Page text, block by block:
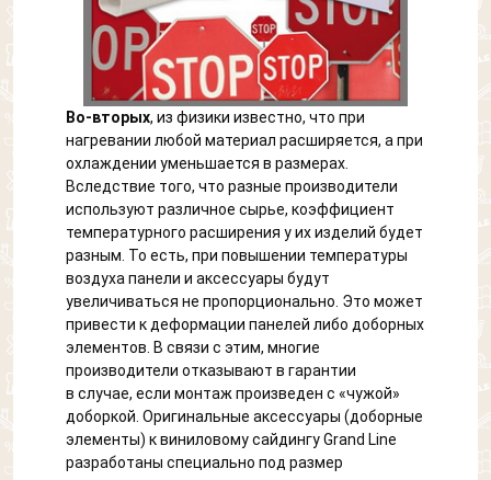
Во-вторых, из физики известно, что при
нагревании любой материал расширяется, а при
охлаждении уменьшается в размерах.
Вследствие того, что разные производители
используют различное сырье, коэффициент
температурного расширения у их изделий будет
разным. То есть, при повышении температуры
воздуха панели и аксессуары будут
увеличиваться не пропорционально. Это может
привести к деформации панелей либо доборных
элементов. В связи с этим, многие
производители отказывают в гарантии
в случае, если монтаж произведен с «чужой»
доборкой. Оригинальные аксессуары (доборные
элементы) к виниловому сайдингу Grand Line
разработаны специально под размер